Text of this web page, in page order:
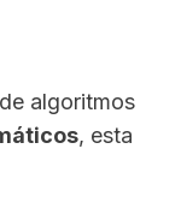
algoritmos
, esta